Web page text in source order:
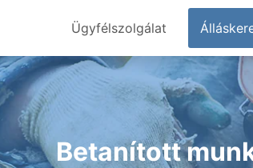
Ügyfélszolgálat
Betanított